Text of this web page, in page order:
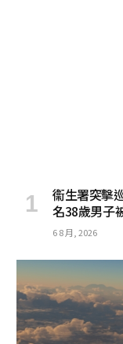
衞生署突擊
名38歲男子
6 8 月, 2026